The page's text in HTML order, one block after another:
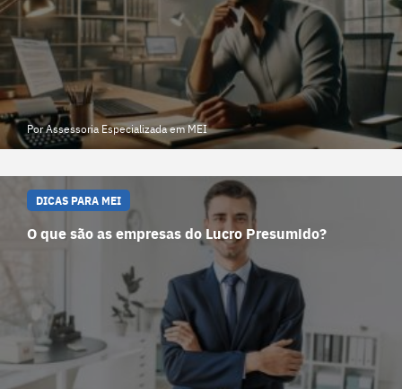
Por Assessoria Especializada em MEI
DICAS PARA MEI
O que são as empresas do Lucro Presumido?